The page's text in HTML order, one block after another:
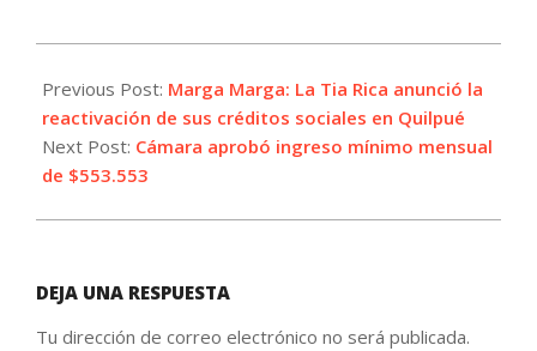
06-
03
Previous Post: Marga Marga: La Tia Rica anunció la
reactivación de sus créditos sociales en Quilpué
Next Post: Cámara aprobó ingreso mínimo mensual
de $553.553
DEJA UNA RESPUESTA
Tu dirección de correo electrónico no será publicada.